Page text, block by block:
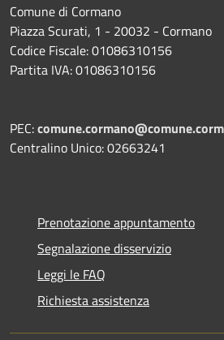
Comune di Cormano
Piazza Scurati, 1 - 20032 - Cormano
Codice Fiscale: 01086310156
Partita IVA: 01086310156
PEC:
Centralino Unico: 02663241
Prenotazione appuntamento
Segnalazione disservizio
Leggi le FAQ
Richiesta assistenza